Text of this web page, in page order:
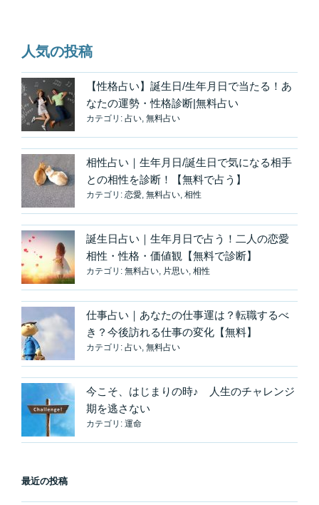
へ
い
戻
ろ
う
♪
歩
く
こ
と
で
考
を
切
り
替
え
る”
人気の投稿
【性格占い】誕生日/生年月日で当たる！あ
なたの運勢・性格診断|無料占い
カテゴリ: 占い, 無料占い
相性占い｜生年月日/誕生日で気になる相手
との相性を診断！【無料で占う】
カテゴリ: 恋愛, 無料占い, 相性
誕生日占い｜生年月日で占う！二人の恋愛
相性・性格・価値観【無料で診断】
カテゴリ: 無料占い, 片思い, 相性
仕事占い｜あなたの仕事運は？転職するべ
き？今後訪れる仕事の変化【無料】
カテゴリ: 占い, 無料占い
今こそ、はじまりの時♪ 人生のチャレンジ
期を逃さない
カテゴリ: 運命
最近の投稿